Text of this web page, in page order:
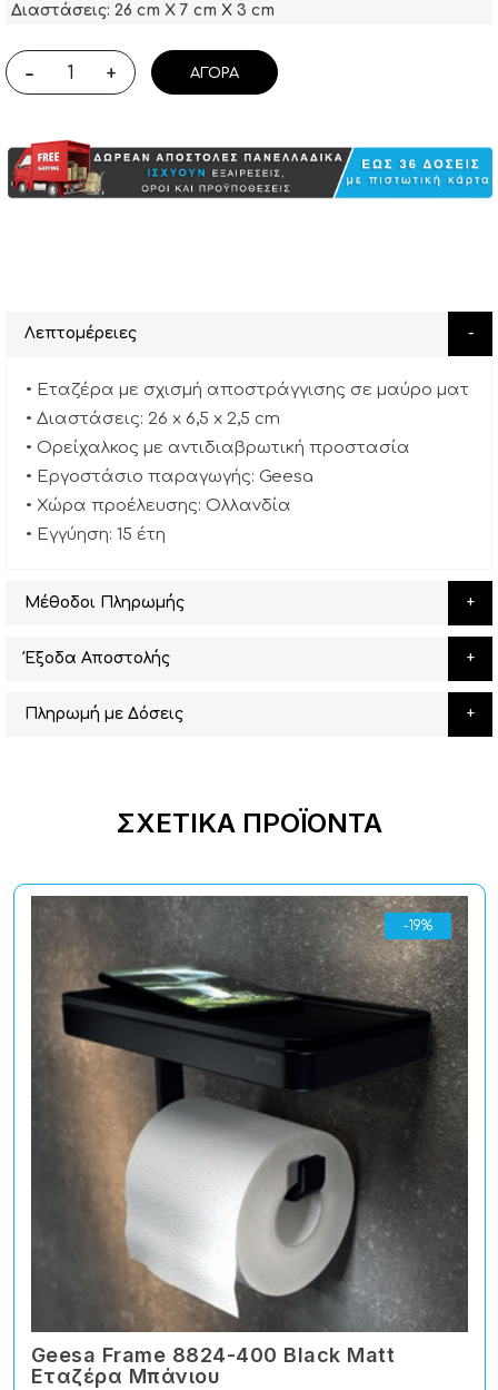
Διαστάσεις: 26 cm X 7 cm X 3 cm
- + ΑΓΟΡΆ
Λεπτομέρειες
• Εταζέρα με σχισμή αποστράγγισης σε μαύρο ματ
• Διαστάσεις: 26 x 6,5 x 2,5 cm
• Ορείχαλκος με αντιδιαβρωτική προστασία
• Εργοστάσιο παραγωγής: Geesa
• Χώρα προέλευσης: Ολλανδία
• Εγγύηση: 15 έτη
Μέθοδοι Πληρωμής
Έξοδα Αποστολής
Πληρωμή με Δόσεις
ΣΧΕΤΙΚΆ ΠΡΟΪΌΝΤΑ
-19%
Geesa Frame 8824-400 Black Matt
Εταζέρα Μπάνιου